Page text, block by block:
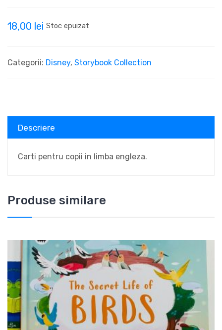
18,00 lei Stoc epuizat
Categorii: Disney, Storybook Collection
Descriere
Carti pentru copii in limba engleza.
Produse similare